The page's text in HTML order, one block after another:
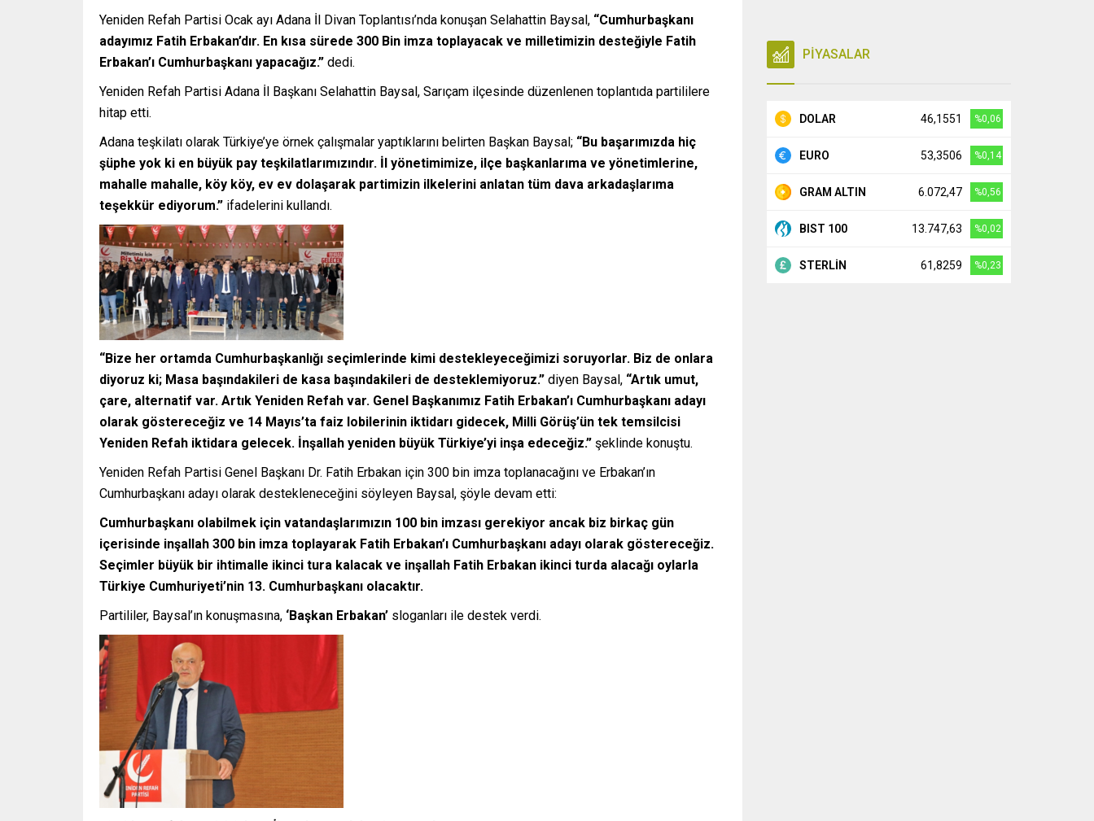
Yeniden Refah Partisi Ocak ayı Adana İl Divan Toplantısı’nda konuşan Selahattin Baysal, “Cumhurbaşkanı
adayımız Fatih Erbakan’dır. En kısa sürede 300 Bin imza toplayacak ve milletimizin desteğiyle Fatih
Erbakan’ı Cumhurbaşkanı yapacağız.” dedi.
Yeniden Refah Partisi Adana İl Başkanı Selahattin Baysal, Sarıçam ilçesinde düzenlenen toplantıda partililere
hitap etti.
Adana teşkilatı olarak Türkiye’ye örnek çalışmalar yaptıklarını belirten Başkan Baysal; “Bu başarımızda hiç
şüphe yok ki en büyük pay teşkilatlarımızındır. İl yönetimimize, ilçe başkanlarıma ve yönetimlerine,
mahalle mahalle, köy köy, ev ev dolaşarak partimizin ilkelerini anlatan tüm dava arkadaşlarıma
teşekkür ediyorum.” ifadelerini kullandı.
“Bize her ortamda Cumhurbaşkanlığı seçimlerinde kimi destekleyeceğimizi soruyorlar. Biz de onlara
diyoruz ki; Masa başındakileri de kasa başındakileri de desteklemiyoruz.” diyen Baysal, “Artık umut,
çare, alternatif var. Artık Yeniden Refah var. Genel Başkanımız Fatih Erbakan’ı Cumhurbaşkanı adayı
olarak göstereceğiz ve 14 Mayıs’ta faiz lobilerinin iktidarı gidecek, Milli Görüş’ün tek temsilcisi
Yeniden Refah iktidara gelecek. İnşallah yeniden büyük Türkiye’yi inşa edeceğiz.” şeklinde konuştu.
Yeniden Refah Partisi Genel Başkanı Dr. Fatih Erbakan için 300 bin imza toplanacağını ve Erbakan’ın
Cumhurbaşkanı adayı olarak destekleneceğini söyleyen Baysal, şöyle devam etti:
Cumhurbaşkanı olabilmek için vatandaşlarımızın 100 bin imzası gerekiyor ancak biz birkaç gün
içerisinde inşallah 300 bin imza toplayarak Fatih Erbakan’ı Cumhurbaşkanı adayı olarak göstereceğiz.
Seçimler büyük bir ihtimalle ikinci tura kalacak ve inşallah Fatih Erbakan ikinci turda alacağı oylarla
Türkiye Cumhuriyeti’nin 13. Cumhurbaşkanı olacaktır.
Partililer, Baysal’ın konuşmasına, ‘Başkan Erbakan’ sloganları ile destek verdi.
PİYASALAR
DOLAR 46,1551 %0,06
EURO 53,3506 %0,14
GRAM ALTIN 6.072,47 %0,56
BIST 100 13.747,63 %0,02
STERLİN 61,8259 %0,23